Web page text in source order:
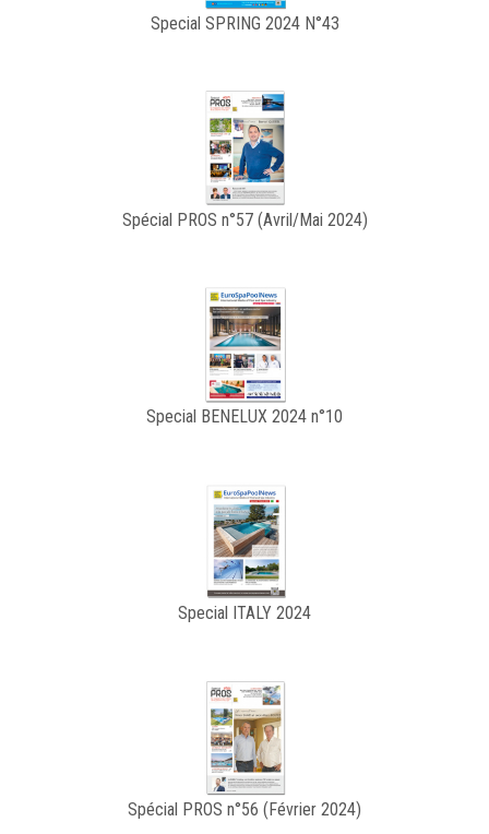
Special SPRING 2024 N°43
Spécial PROS n°57 (Avril/Mai 2024)
Special BENELUX 2024 n°10
Special ITALY 2024
Spécial PROS n°56 (Février 2024)